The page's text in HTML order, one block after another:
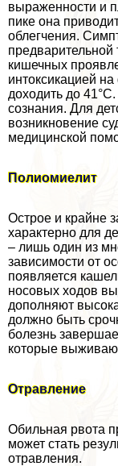
выраженности и
пике она
облегчения.
кишечных
интоксикацией
доходить до
сознания. Для
возникновение
медицинской
Полиомиелит
Острое и крайне
хаpaктерно для
– лишь один из
зависимости от
появляется
носовых ходов
дополняют
должно быть
болезнь
которые
Отравление
Обильная рвота
может стать
отравления.